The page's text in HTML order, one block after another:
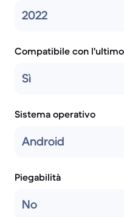
2022
Compatibile con
Sì
Sistema operativo
Android
Piegabilità
No